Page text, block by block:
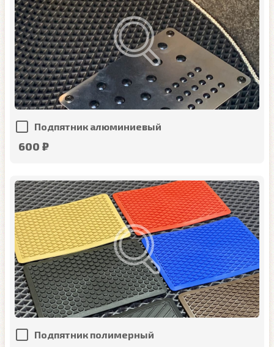
Подпятник алюминиевый
600 ₽
Подпятник полимерный